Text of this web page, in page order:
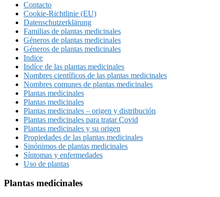
Contacto
Cookie-Richtlinie (EU)
Datenschutzerklärung
Familias de plantas medicinales
Géneros de plantas medicinales
Géneros de plantas medicinales
Indice
Indíce de las plantas medicinales
Nombres científicos de las plantas medicinales
Nombres comunes de plantas medicinales
Plantas medicinales
Plantas medicinales
Plantas medicinales – origen y distribución
Plantas medicinales para tratar Covid
Plantas medicinales y su origen
Propiedades de las plantas medicinales
Sinónimos de plantas medicinales
Síntomas y enfermedades
Uso de plantas
Plantas medicinales